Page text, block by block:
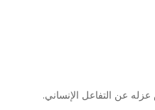
عن التفاعل الإنساني.